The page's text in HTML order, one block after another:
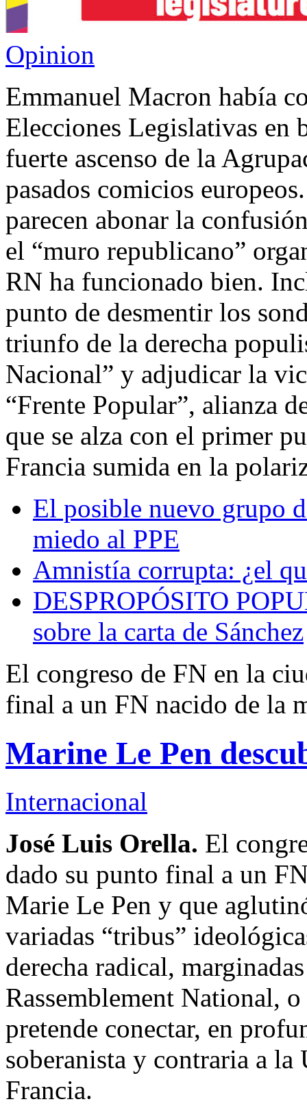
Opinion
Emmanuel Macron había
Elecciones Legislativas en
fuerte ascenso de la
pasados comicios
parecen abonar la
el “muro republicano”
RN ha funcionado bien.
punto de desmentir los
triunfo de la derecha
Nacional” y adjudicar la
“Frente Popular”, alianza
que se alza con el primer
Francia sumida en la
El posible nuevo grupo
miedo al PPE
Amnistía corrupta: ¿el
DESPROPÓSITO
sobre la carta de Sánchez
El congreso de FN en la
final a un FN nacido de la
Marine Le Pen
Internacional
José Luis Orella. El
dado su punto final a un
Marie Le Pen y que
variadas “tribus”
derecha radical,
Rassemblement National,
pretende conectar, en
soberanista y contraria a
Francia.